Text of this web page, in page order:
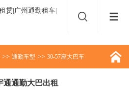
>> 通勤车型 >> 30-57座大巴车
通通勤大巴出租